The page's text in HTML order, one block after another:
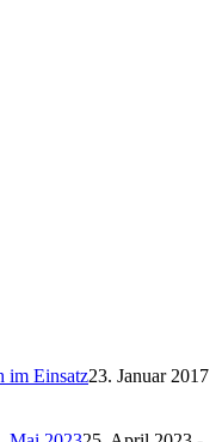
im Einsatz23. Januar 2017